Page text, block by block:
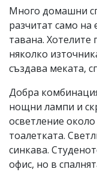
Много домашни
разчитат само
тавана. Хотелите
няколко
създава меката,
Добра
нощни лампи и
осветление
тоалетката.
синкава.
офис, но в